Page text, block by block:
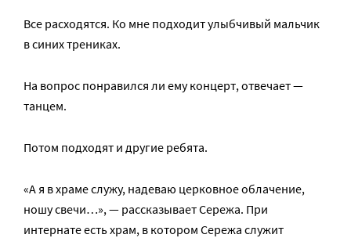
Все расходятся. Ко мне подходит улыбчивый мальчик
в синих трениках.
На вопрос понравился ли ему концерт, отвечает —
танцем.
Потом подходят и другие ребята.
«А я в храме служу, надеваю церковное облачение,
ношу свечи…», — рассказывает Сережа. При
интернате есть храм, в котором Сережа служит